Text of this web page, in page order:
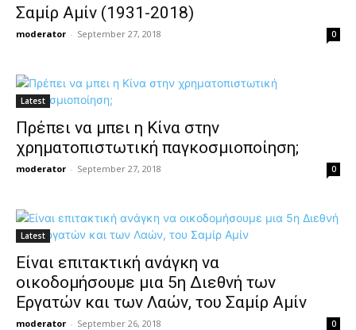
Σαμίρ Αμίν (1931-2018)
moderator - September 27, 2018 0
Latest
Πρέπει να μπει η Κίνα στην
χρηματοπιστωτική παγκοσμιοποίηση;
moderator - September 27, 2018 0
Latest
Είναι επιτακτική ανάγκη να
οικοδομήσουμε μια 5η Διεθνή των
Εργατών και των Λαών, του Σαμίρ Αμίν
moderator - September 26, 2018 0